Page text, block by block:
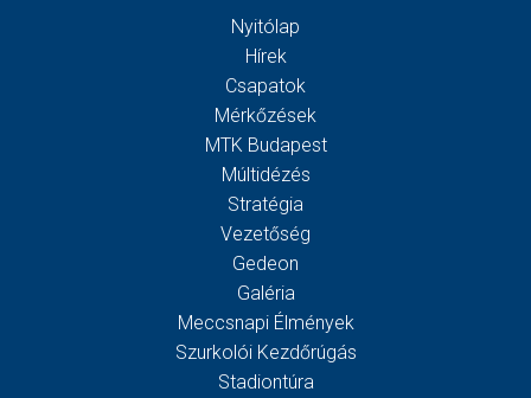
Nyitólap
Hírek
Csapatok
Mérkőzések
MTK Budapest
Múltidézés
Stratégia
Vezetőség
Gedeon
Galéria
Meccsnapi Élmények
Szurkolói Kezdőrúgás
Stadiontúra